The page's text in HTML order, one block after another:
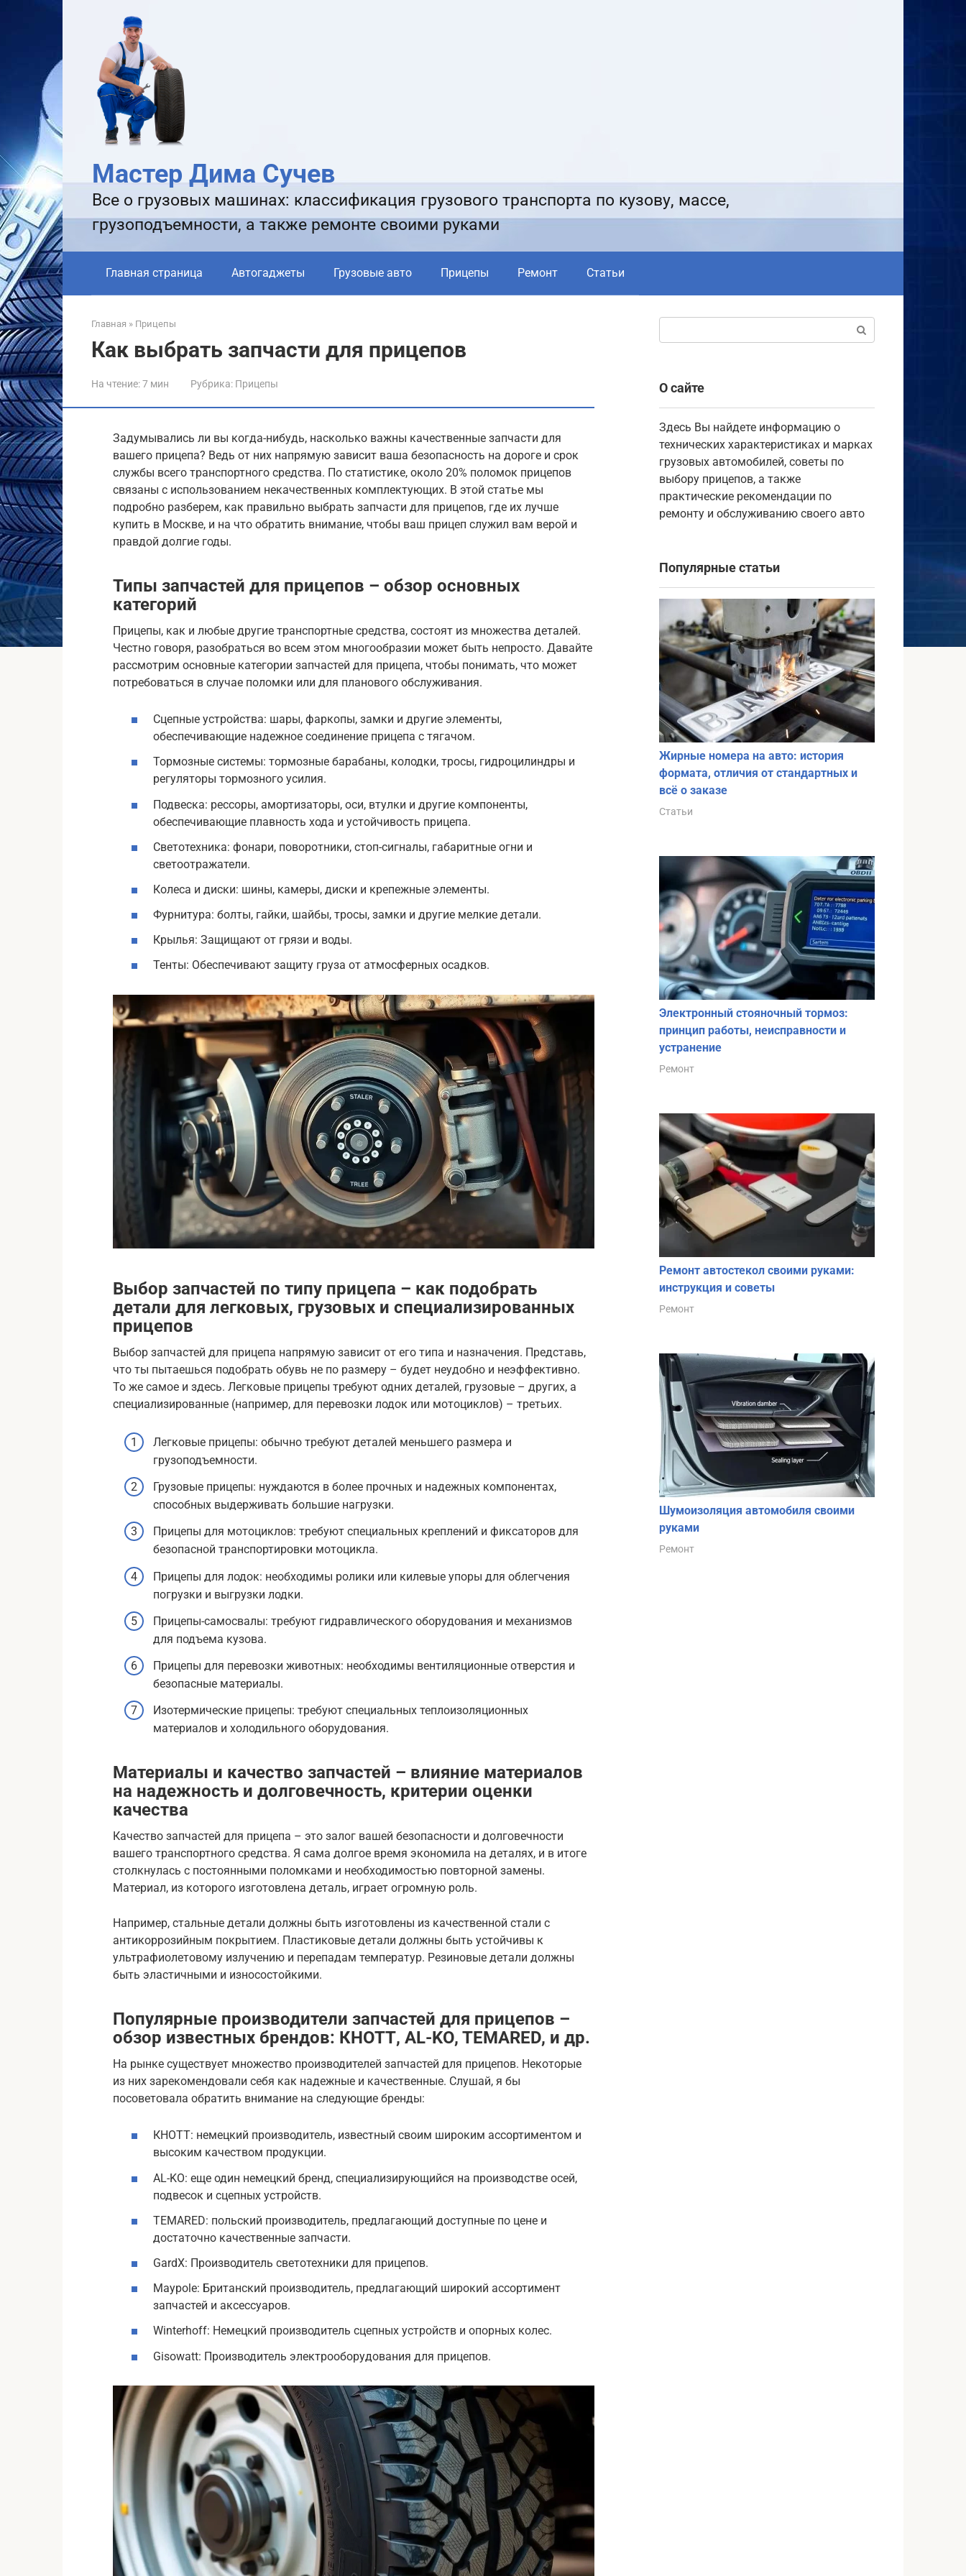
Мастер Дима Сучев
Все о грузовых машинах: классификация грузового транспорта по кузову, массе,
грузоподъемности, а также ремонте своими руками
Главная страница Автогаджеты Грузовые авто Прицепы Ремонт Статьи
Главная » Прицепы
Как выбрать запчасти для прицепов
На чтение:7 мин Рубрика: Прицепы
Задумывались ли вы когда-нибудь, насколько важны качественные запчасти для
вашего прицепа? Ведь от них напрямую зависит ваша безопасность на дороге и срок
службы всего транспортного средства. По статистике, около 20% поломок прицепов
связаны с использованием некачественных комплектующих. В этой статье мы
подробно разберем, как правильно выбрать запчасти для прицепов, где их лучше
купить в Москве, и на что обратить внимание, чтобы ваш прицеп служил вам верой и
правдой долгие годы.
Типы запчастей для прицепов – обзор основных
категорий
Прицепы, как и любые другие транспортные средства, состоят из множества деталей.
Честно говоря, разобраться во всем этом многообразии может быть непросто. Давайте
рассмотрим основные категории запчастей для прицепа, чтобы понимать, что может
потребоваться в случае поломки или для планового обслуживания.
Сцепные устройства: шары, фаркопы, замки и другие элементы,
обеспечивающие надежное соединение прицепа с тягачом.
Тормозные системы: тормозные барабаны, колодки, тросы, гидроцилиндры и
регуляторы тормозного усилия.
Подвеска: рессоры, амортизаторы, оси, втулки и другие компоненты,
обеспечивающие плавность хода и устойчивость прицепа.
Светотехника: фонари, поворотники, стоп-сигналы, габаритные огни и
светоотражатели.
Колеса и диски: шины, камеры, диски и крепежные элементы.
Фурнитура: болты, гайки, шайбы, тросы, замки и другие мелкие детали.
Крылья: Защищают от грязи и воды.
Тенты: Обеспечивают защиту груза от атмосферных осадков.
Выбор запчастей по типу прицепа – как подобрать
детали для легковых, грузовых и специализированных
прицепов
Выбор запчастей для прицепа напрямую зависит от его типа и назначения. Представь,
что ты пытаешься подобрать обувь не по размеру – будет неудобно и неэффективно.
То же самое и здесь. Легковые прицепы требуют одних деталей, грузовые – других, а
специализированные (например, для перевозки лодок или мотоциклов) – третьих.
Легковые прицепы: обычно требуют деталей меньшего размера и
грузоподъемности.
Грузовые прицепы: нуждаются в более прочных и надежных компонентах,
способных выдерживать большие нагрузки.
Прицепы для мотоциклов: требуют специальных креплений и фиксаторов для
безопасной транспортировки мотоцикла.
Прицепы для лодок: необходимы ролики или килевые упоры для облегчения
погрузки и выгрузки лодки.
Прицепы-самосвалы: требуют гидравлического оборудования и механизмов
для подъема кузова.
Прицепы для перевозки животных: необходимы вентиляционные отверстия и
безопасные материалы.
Изотермические прицепы: требуют специальных теплоизоляционных
материалов и холодильного оборудования.
Материалы и качество запчастей – влияние материалов
на надежность и долговечность, критерии оценки
качества
Качество запчастей для прицепа – это залог вашей безопасности и долговечности
вашего транспортного средства. Я сама долгое время экономила на деталях, и в итоге
столкнулась с постоянными поломками и необходимостью повторной замены.
Материал, из которого изготовлена деталь, играет огромную роль.
Например, стальные детали должны быть изготовлены из качественной стали с
антикоррозийным покрытием. Пластиковые детали должны быть устойчивы к
ультрафиолетовому излучению и перепадам температур. Резиновые детали должны
быть эластичными и износостойкими.
Популярные производители запчастей для прицепов –
обзор известных брендов: КНОТТ, AL-KO, TEMARED, и др.
На рынке существует множество производителей запчастей для прицепов. Некоторые
из них зарекомендовали себя как надежные и качественные. Слушай, я бы
посоветовала обратить внимание на следующие бренды:
КНОТТ: немецкий производитель, известный своим широким ассортиментом и
высоким качеством продукции.
AL-KO: еще один немецкий бренд, специализирующийся на производстве осей,
подвесок и сцепных устройств.
TEMARED: польский производитель, предлагающий доступные по цене и
достаточно качественные запчасти.
GardX: Производитель светотехники для прицепов.
Maypole: Британский производитель, предлагающий широкий ассортимент
запчастей и аксессуаров.
Winterhoff: Немецкий производитель сцепных устройств и опорных колес.
Gisowatt: Производитель электрооборудования для прицепов.
О сайте
Здесь Вы найдете информацию о
технических характеристиках и марках
грузовых автомобилей, советы по
выбору прицепов, а также
практические рекомендации по
ремонту и обслуживанию своего авто
Популярные статьи
Жирные номера на авто: история
формата, отличия от стандартных и
всё о заказе
Статьи
Электронный стояночный тормоз:
принцип работы, неисправности и
устранение
Ремонт
Ремонт автостекол своими руками:
инструкция и советы
Ремонт
Шумоизоляция автомобиля своими
руками
Ремонт